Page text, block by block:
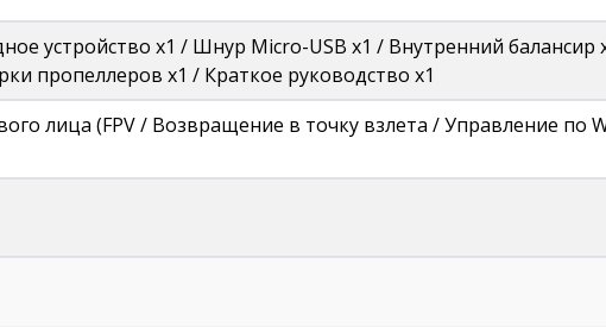
устройство x1 / Шнур Micro-USB x1 / Внутренний
пропеллеров x1 / Краткое руководство x1
лица (FPV / Возвращение в точку взлета / Управление по